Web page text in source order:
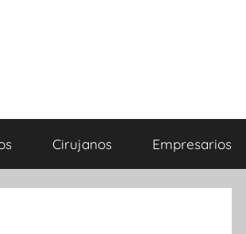
Cirujanos Empresarios